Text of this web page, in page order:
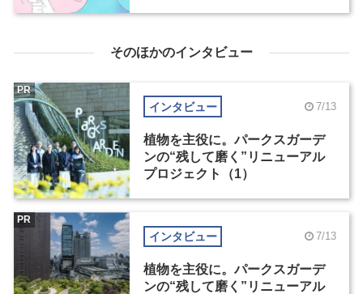
そのほかのインタビュー
インタビュー 7/13
植物を主役に。パークスガーデ
ンの“残して磨く”リニューアル
プロジェクト（1）
PR
インタビュー 7/13
植物を主役に。パークスガーデ
ンの“残して磨く”リニューアル
PR